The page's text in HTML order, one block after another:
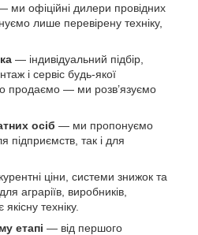
ми офіційні дилери провідних
лише перевірену техніку,
— індивідуальний підбір,
і сервіс будь-якої
продаємо — ми розв’язуємо
осіб — ми пропонуємо
підприємств, так і для
ціни, системи знижок та
аграріїв, виробників,
техніку.
етапі — від першого